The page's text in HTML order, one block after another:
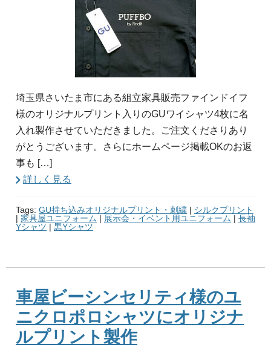
埼玉県さいたま市にある組立家具販売ファインドイフ
様のオリジナルプリント入りのGUワイシャツ4枚に名
入れ製作させていただきました。ご注文くださりあり
がとうございます。さらにホームページ掲載OKのお返
事も […]
詳しく見る
Tags: GU持ち込みオリジナルプリント・刺繍 | シルクプリント
| 家具屋ユニフォーム | 展示会・イベント用ユニフォーム | 長袖
Yシャツ | 黒Yシャツ
車屋ビーシンセリティ様のユ
ニクロポロシャツにオリジナ
ルプリント製作